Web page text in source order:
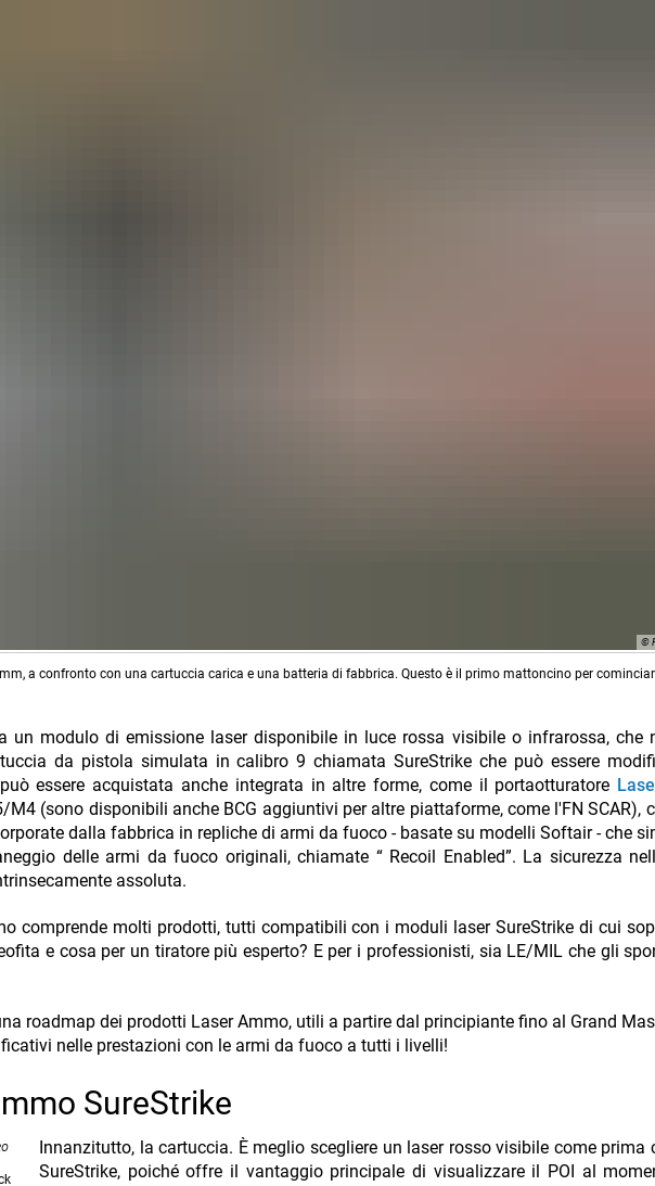
©
a confronto con una cartuccia carica e una batteria di fabbrica. Questo è il primo mattoncino per
un modulo di emissione laser disponibile in luce rossa visibile o infrarossa, che
da pistola simulata in calibro 9 chiamata SureStrike che può essere
essere acquistata anche integrata in altre forme, come il portaotturatore
M4 (sono disponibili anche BCG aggiuntivi per altre piattaforme, come l'FN SCAR),
dalla fabbrica in repliche di armi da fuoco - basate su modelli Softair - che
delle armi da fuoco originali, chiamate “ Recoil Enabled”. La sicurezza
assoluta.
comprende molti prodotti, tutti compatibili con i moduli laser SureStrike di cui
e cosa per un tiratore più esperto? E per i professionisti, sia LE/MIL che gli
roadmap dei prodotti Laser Ammo, utili a partire dal principiante fino al Grand
nelle prestazioni con le armi da fuoco a tutti i livelli!
SureStrike
Innanzitutto, la cartuccia. È meglio scegliere un laser rosso visibile come prima
SureStrike, poiché offre il vantaggio principale di visualizzare il POI al